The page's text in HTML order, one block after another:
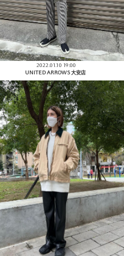
2022.01.10 19:00
UNITED ARROWS 大安店